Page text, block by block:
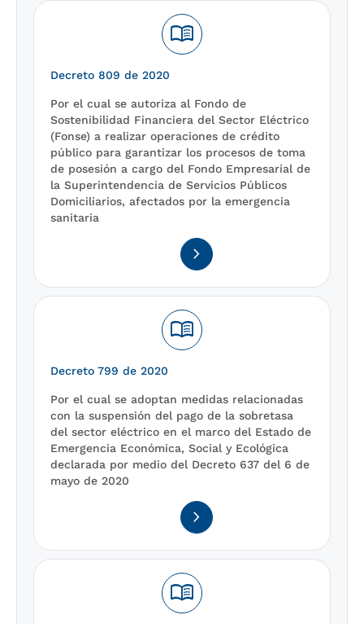
menu_book
Decreto 809 de 2020
Por el cual se autoriza al Fondo de
Sostenibilidad Financiera del Sector Eléctrico
(Fonse) a realizar operaciones de crédito
público para garantizar los procesos de toma
de posesión a cargo del Fondo Empresarial de
la Superintendencia de Servicios Públicos
Domiciliarios, afectados por la emergencia
sanitaria
navigate_next
menu_book
Decreto 799 de 2020
Por el cual se adoptan medidas relacionadas
con la suspensión del pago de la sobretasa
del sector eléctrico en el marco del Estado de
Emergencia Económica, Social y Ecológica
declarada por medio del Decreto 637 del 6 de
mayo de 2020
navigate_next
menu_book